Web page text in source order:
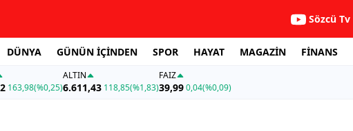
Sözcü Tv
DÜNYA GÜNÜN İÇİNDEN SPOR HAYAT MAGAZİN FİNANS
163,98(%0,25)
ALTIN
6.611,43 118,85(%1,83)
FAİZ
39,990,04(%0,09)